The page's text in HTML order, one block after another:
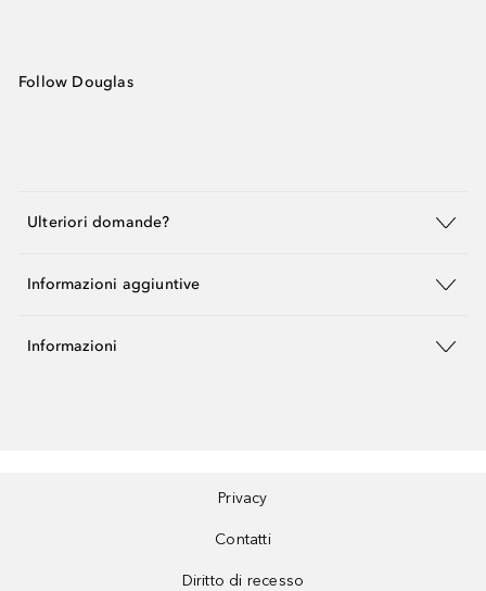
Follow Douglas
Ulteriori domande?
Informazioni aggiuntive
Informazioni
Privacy
Contatti
Diritto di recesso